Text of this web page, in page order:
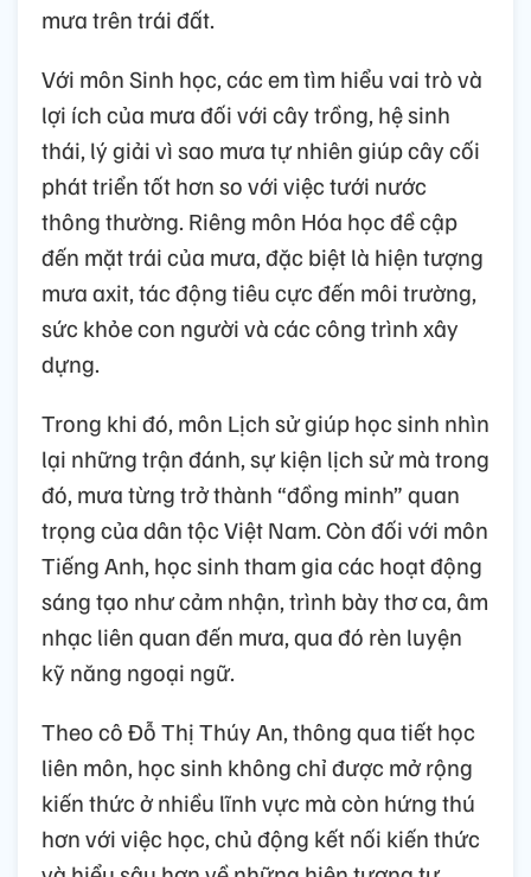
mưa trên trái đất.
Với môn Sinh học, các em tìm hiểu vai trò và
lợi ích của mưa đối với cây trồng, hệ sinh
thái, lý giải vì sao mưa tự nhiên giúp cây cối
phát triển tốt hơn so với việc tưới nước
thông thường. Riêng môn Hóa học đề cập
đến mặt trái của mưa, đặc biệt là hiện tượng
mưa axit, tác động tiêu cực đến môi trường,
sức khỏe con người và các công trình xây
dựng.
Trong khi đó, môn Lịch sử giúp học sinh nhìn
lại những trận đánh, sự kiện lịch sử mà trong
đó, mưa từng trở thành “đồng minh” quan
trọng của dân tộc Việt Nam. Còn đối với môn
Tiếng Anh, học sinh tham gia các hoạt động
sáng tạo như cảm nhận, trình bày thơ ca, âm
nhạc liên quan đến mưa, qua đó rèn luyện
kỹ năng ngoại ngữ.
Theo cô Đỗ Thị Thúy An, thông qua tiết học
liên môn, học sinh không chỉ được mở rộng
kiến thức ở nhiều lĩnh vực mà còn hứng thú
hơn với việc học, chủ động kết nối kiến thức